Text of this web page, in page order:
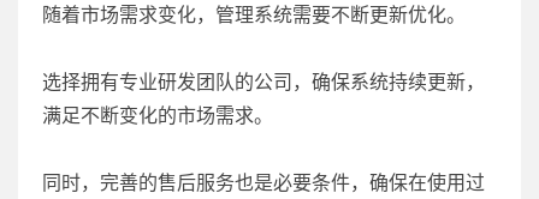
随着市场需求变化，管理系统需要不断更新优化。
选择拥有专业研发团队的公司，确保系统持续更新，
满足不断变化的市场需求。
同时，完善的售后服务也是必要条件，确保在使用过